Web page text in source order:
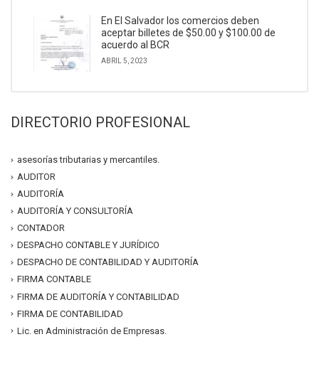
En El Salvador los comercios deben
aceptar billetes de $50.00 y $100.00 de
acuerdo al BCR
ABRIL 5, 2023
DIRECTORIO PROFESIONAL
asesorías tributarias y mercantiles.
AUDITOR
AUDITORÍA
AUDITORÍA Y CONSULTORÍA
CONTADOR
DESPACHO CONTABLE Y JURÍDICO
DESPACHO DE CONTABILIDAD Y AUDITORÍA
FIRMA CONTABLE
FIRMA DE AUDITORÍA Y CONTABILIDAD
FIRMA DE CONTABILIDAD
Lic. en Administración de Empresas.